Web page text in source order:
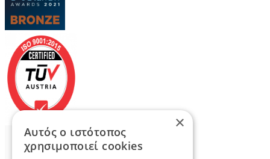
×
Αυτός ο ιστότοπος
χρησιμοποιεί cookies